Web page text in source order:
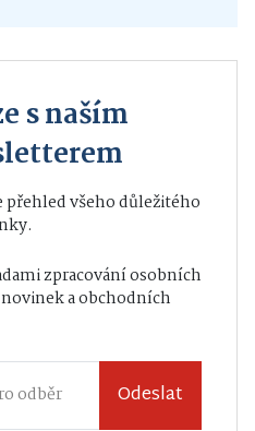
s naším
přehled všeho důležitého
zpracování osobních
a obchodních
Odeslat